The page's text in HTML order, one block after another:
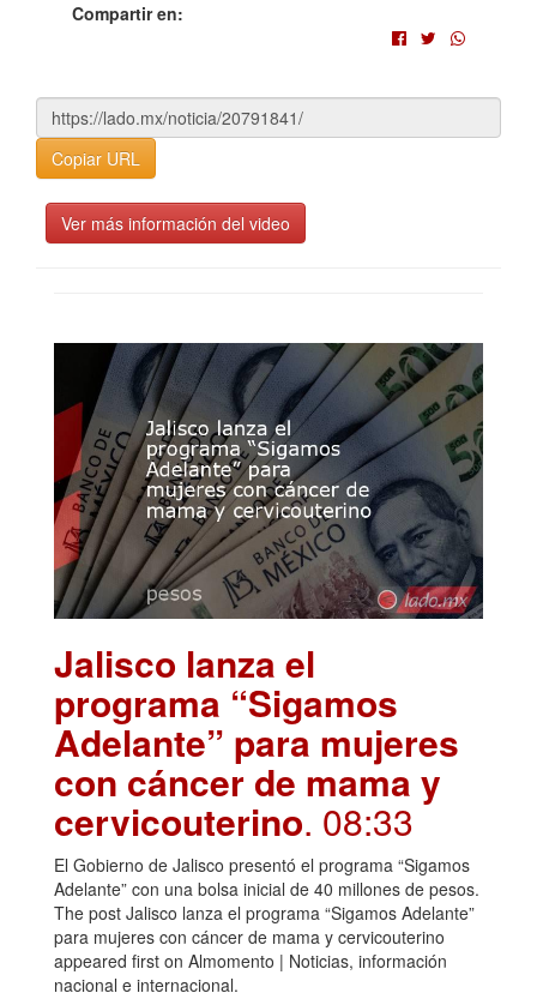
Compartir en:
Copiar URL
Ver más información del video
Jalisco lanza el
programa “Sigamos
Adelante” para mujeres
con cáncer de mama y
cervicouterino. 08:33
El Gobierno de Jalisco presentó el programa “Sigamos
Adelante” con una bolsa inicial de 40 millones de pesos.
The post Jalisco lanza el programa “Sigamos Adelante”
para mujeres con cáncer de mama y cervicouterino
appeared first on Almomento | Noticias, información
nacional e internacional.